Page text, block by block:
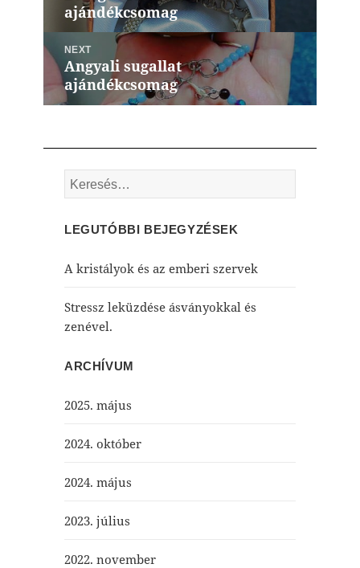
post:
ajándékcsomag
NEXT
Next
post:
Angyali sugallat
ajándékcsomag
Keresés:
LEGUTÓBBI BEJEGYZÉSEK
A kristályok és az emberi szervek
Stressz leküzdése ásványokkal és
zenével.
ARCHÍVUM
2025. május
2024. október
2024. május
2023. július
2022. november